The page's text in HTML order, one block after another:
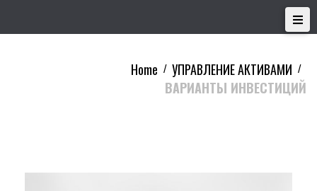
Home / УПРАВЛЕНИЕ АКТИВАМИ /
ВАРИАНТЫ ИНВЕСТИЦИЙ